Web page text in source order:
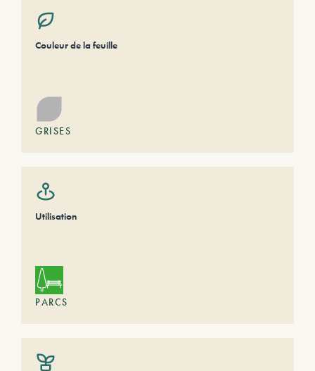
Couleur de la feuille
GRISES
Utilisation
PARCS